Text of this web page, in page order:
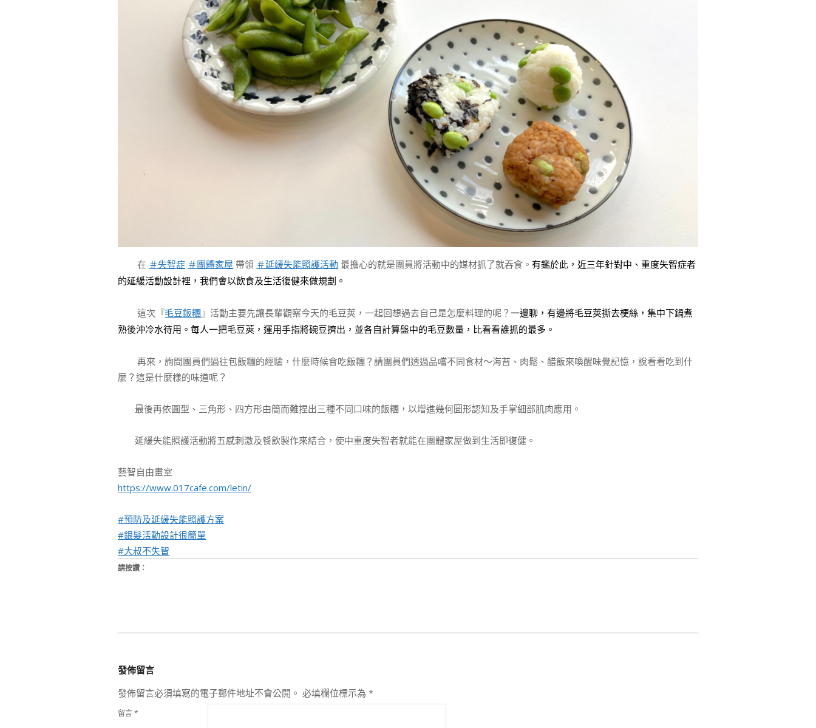
在 ＃失智症 ＃團體家屋 帶領 ＃延緩失能照護活動 最擔心的就是團員將活動中的媒材抓了就吞食。有鑑於此，近三年針對中、重度失智症者
的延緩活動設計裡，我們會以飲食及生活復健來做規劃。
這次『毛豆飯糰』活動主要先讓長輩觀察今天的毛豆莢，一起回想過去自己是怎麼料理的呢？一邊聊，有邊將毛豆莢撕去梗絲，集中下鍋煮
熟後沖冷水待用。每人一把毛豆莢，運用手指將碗豆擠出，並各自計算盤中的毛豆數量，比看看誰抓的最多。
再來，詢問團員們過往包飯糰的經驗，什麼時候會吃飯糰？請團員們透過品嚐不同食材～海苔、肉鬆、醋飯來喚醒味覺記憶，說看看吃到什
麼？這是什麼樣的味道呢？
最後再依圓型、三角形、四方形由簡而難捏出三種不同口味的飯糰，以增進幾何圖形認知及手掌細部肌肉應用。
延緩失能照護活動將五感刺激及餐飲製作來結合，使中重度失智者就能在團體家屋做到生活即復健。
藝智自由畫室
https://www.017cafe.com/letin/
#預防及延緩失能照護方案
#銀髮活動設計很簡單
#大叔不失智
請按讚：
29
發佈留言
發佈留言必須填寫的電子郵件地址不會公開。 必填欄位標示為*
留言*